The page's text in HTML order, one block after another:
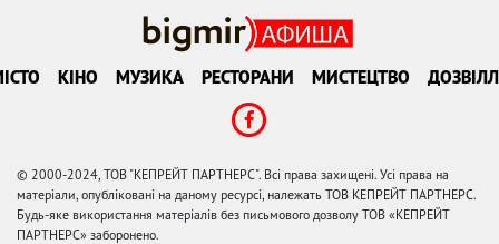
КІНО МУЗИКА РЕСТОРАНИ МИСТЕЦТВО
© 2000-2024, ТОВ "КЕПРЕЙТ ПАРТНЕРС". Всі права захищені. Усі права на
матеріали, опубліковані на даному ресурсі, належать ТОВ КЕПРЕЙТ ПАРТНЕРС.
Будь-яке використання матеріалів без письмового дозволу ТОВ «КЕПРЕЙТ
ПАРТНЕРС» заборонено.